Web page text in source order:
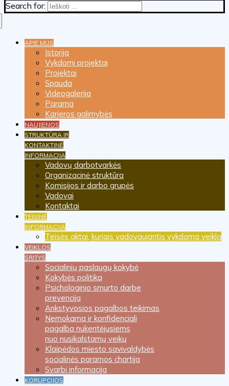
Search for:
APIE MUS
Istorija
Vykdomi projektai
Projektai
Spauda
Videogalerija
Parama
Karjeros galimybės
NAUJIENOS
STRUKTŪRA IR
KONTAKTINĖ
INFORMACIJA
Vadovų darbotvarkės
Organizacinė struktūra
Komisijos ir darbo grupės
Vadovai
Kontaktai
TEISINĖ
INFORMACIJA
Teisės aktai, kuriais vadovaujantis vykdoma veikla
VEIKLOS
SRITYS
Socialinių paslaugų kokybė
Kokybės politika
Psichologinio smurto darbe
prevencija
Ankstyvosios pagalbos teikimas
Nemokama ir konfidenciali
pagalba nukentėjusiems
nuo nusikalstamų veikų
Klaipėdos miesto savivaldybės
socialinės paramos chartija
Svarbi informacija
KORUPCIJOS